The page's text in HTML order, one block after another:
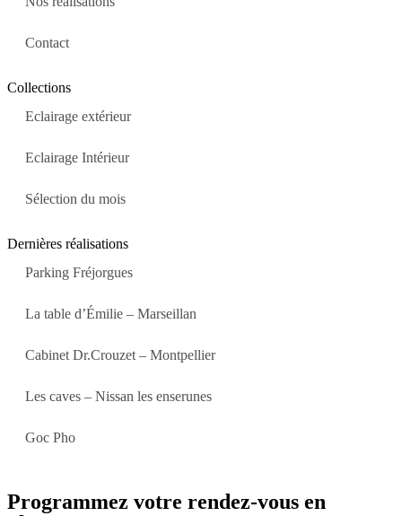
Contact
Collections
Eclairage extérieur
Eclairage Intérieur
Sélection du mois
Dernières réalisations
Parking Fréjorgues
La table d’Émilie – Marseillan
Cabinet Dr.Crouzet – Montpellier
Les caves – Nissan les enserunes
Goc Pho
Programmez votre rendez-vous en